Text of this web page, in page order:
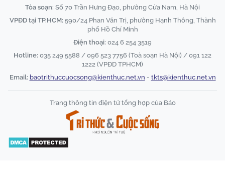
Tòa soạn: Số 70 Trần Hưng Đạo, phường Cửa Nam, Hà Nội
VPĐD tại TP.HCM: 590/24 Phan Văn Trị, phường Hạnh Thông, Thành
phố Hồ Chí Minh
Điện thoại: 024 6 254 3519
Hotline: 035 249 5588 / 096 523 7756 (Toà soạn Hà Nội) / 091 122
1222 (VPĐD TPHCM)
Email: baotrithuccuocsong@kienthuc.net.vn - tkts@kienthuc.net.vn
Trang thông tin điện tử tổng hợp của Báo